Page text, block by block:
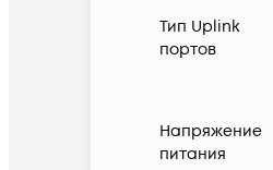
Тип Uplink
портов
Напряжение
питания